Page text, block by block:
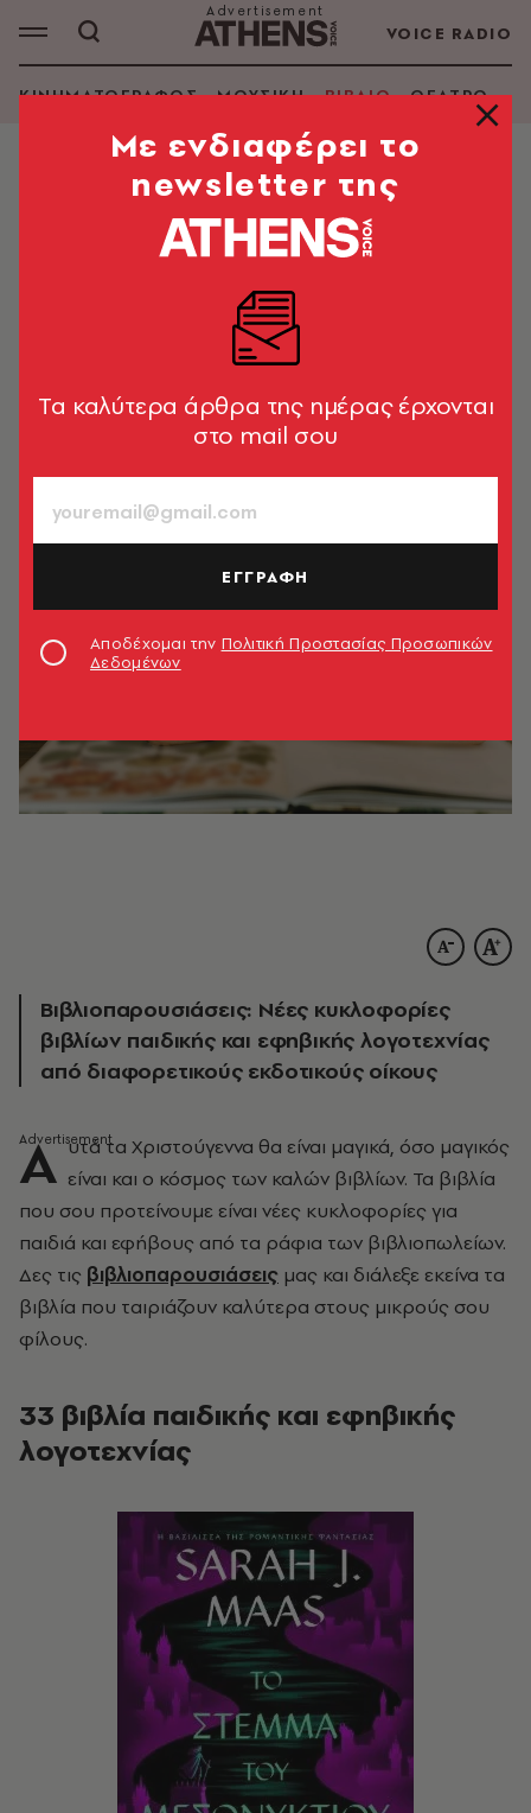
VOICE RADIO
ΚΙΝΗΜΑΤΟΓΡΑΦΟΣ ΜΟΥΣΙΚΗ ΒΙΒΛΙΟ ΘΕΑΤΡΟ -
33 βιβλία παιδικής και εφηβικής
λογοτεχνίας για τις γιορτές
Ξεφυλλίζουμε νέα βιβλία και προτείνουμε ιδέες και
τίτλους για τους μικρούς φίλους του βιβλίου
Στέφανος Τσιτσόπουλος
940
Βιβλιοπαρουσιάσεις: Νέες κυκλοφορίες
βιβλίων παιδικής και εφηβικής λογοτεχνίας
από διαφορετικούς εκδοτικούς οίκους
Α υτά τα Χριστούγεννα θα είναι μαγικά, όσο μαγικός
είναι και ο κόσμος των καλών βιβλίων. Τα βιβλία
που σου προτείνουμε είναι νέες κυκλοφορίες για
παιδιά και εφήβους από τα ράφια των βιβλιοπωλείων.
Δες τις βιβλιοπαρουσιάσεις μας και διάλεξε εκείνα τα
βιβλία που ταιριάζουν καλύτερα στους μικρούς σου
φίλους.
33 βιβλία παιδικής και εφηβικής
λογοτεχνίας
Mε ενδιαφέρει το
newsletter της
Tα καλύτερα άρθρα της ημέρας έρχονται
στο mail σου
ΕΓΓΡΑΦΗ
Αποδέχομαι την Πολιτική Προστασίας Προσωπικών
Δεδομένων